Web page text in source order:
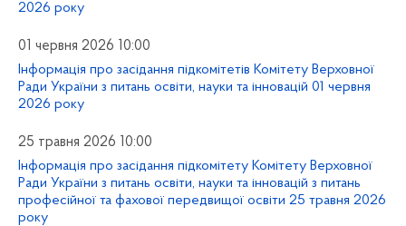
2026 року
01 червня 2026 10:00
Інформація про засідання підкомітетів Комітету Верховної
Ради України з питань освіти, науки та інновацій 01 червня
2026 року
25 травня 2026 10:00
Інформація про засідання підкомітету Комітету Верховної
Ради України з питань освіти, науки та інновацій з питань
професійної та фахової передвищої освіти 25 травня 2026
року